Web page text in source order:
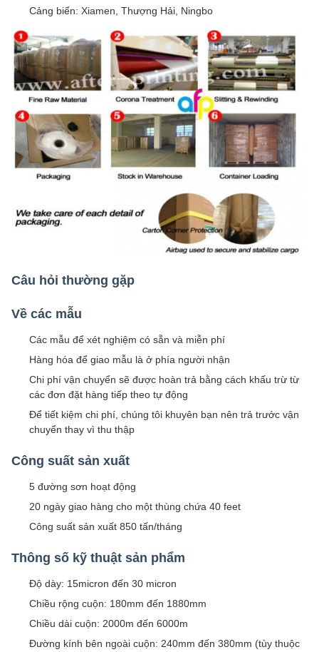
Cảng biển: Xiamen, Thượng Hải, Ningbo
Câu hỏi thường gặp
Về các mẫu
Các mẫu để xét nghiệm có sẵn và miễn phí
Hàng hóa để giao mẫu là ở phía người nhận
Chi phí vận chuyển sẽ được hoàn trả bằng cách khấu trừ từ
các đơn đặt hàng tiếp theo tự động
Để tiết kiệm chi phí, chúng tôi khuyên bạn nên trả trước vận
chuyển thay vì thu thập
Công suất sản xuất
5 đường sơn hoạt động
20 ngày giao hàng cho một thùng chứa 40 feet
Công suất sản xuất 850 tấn/tháng
Thông số kỹ thuật sản phẩm
Độ dày: 15micron đến 30 micron
Chiều rộng cuộn: 180mm đến 1880mm
Chiều dài cuộn: 2000m đến 6000m
Đường kính bên ngoài cuộn: 240mm đến 380mm (tùy thuộc